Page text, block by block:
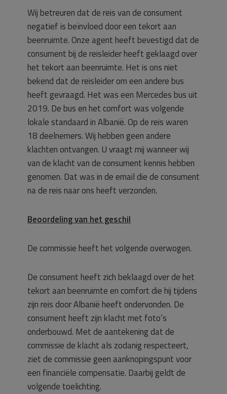
Wij betreuren dat de reis van de consument
negatief is beïnvloed door een tekort aan
beenruimte. Onze agent heeft bevestigd dat de
consument bij de reisleider heeft geklaagd over
het tekort aan beenruimte. Het is ons niet
bekend dat de reisleider om een andere bus
heeft gevraagd. Het was een Mercedes bus uit
2019. De bus en het comfort was volgende
lokale standaard in Albanië. Op de reis waren
18 deelnemers. Wij hebben geen andere
klachten ontvangen. U vraagt mij wanneer wij
van de klacht van de consument kennis hebben
genomen. Dat was in de email die de consument
na de reis naar ons heeft verzonden.
Beoordeling van het geschil
De commissie heeft het volgende overwogen.
De consument heeft zich beklaagd over de het
tekort aan beenruimte en comfort die hij tijdens
zijn reis door Albanië heeft ondervonden. De
consument heeft zijn klacht met foto’s
onderbouwd. Met de aantekening dat de
commissie de klacht als zodanig respecteert,
ziet de commissie geen aanknopingspunt voor
een financiële compensatie. Daarbij geldt de
volgende toelichting.